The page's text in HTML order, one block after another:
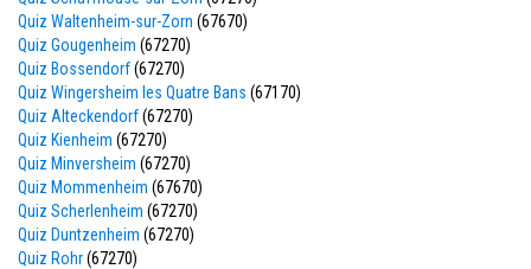
Quiz Waltenheim-sur-Zorn (67670)
Quiz Gougenheim (67270)
Quiz Bossendorf(67270)
Quiz Wingersheim les Quatre Bans (67170)
Quiz Alteckendorf(67270)
Quiz Kienheim (67270)
Quiz Minversheim (67270)
Quiz Mommenheim (67670)
Quiz Scherlenheim (67270)
Quiz Duntzenheim (67270)
Quiz Rohr(67270)